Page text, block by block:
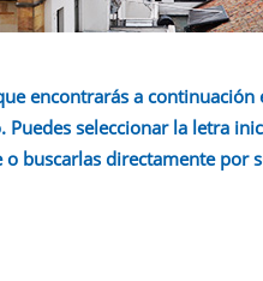
encontrarás a continuación
Puedes seleccionar la letra
buscarlas directamente por